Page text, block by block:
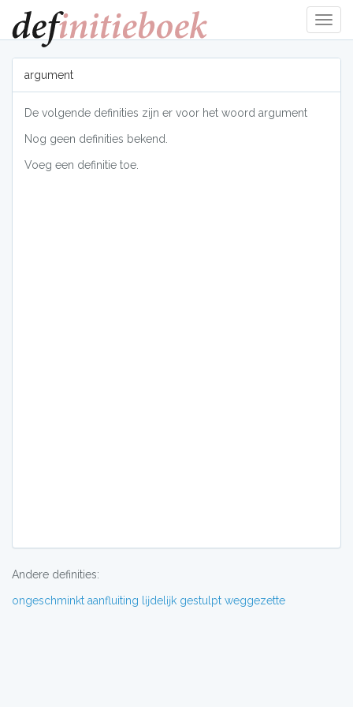
tonen
argument
De volgende definities zijn er voor het woord argument
Nog geen definities bekend.
Voeg een definitie toe.
Andere definities:
ongeschminkt aanfluiting lĳdelĳk gestulpt weggezette